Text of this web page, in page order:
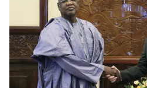
Y tế
Thế giới